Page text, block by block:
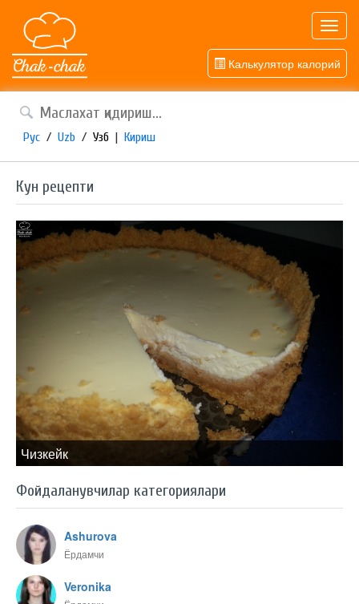
Калькулятор калорий
Рус / Uzb / Узб | Кириш
Кун рецепти
Чизкейк
Фойдаланувчилар категориялари
Ashurova
Ёрдамчи
Veronika